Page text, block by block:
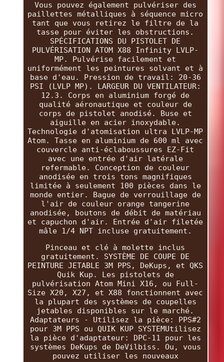
Vous pouvez également pulvériser des
paillettes métalliques à séquence micro
tant que vous retirez le filtre de la
tasse pour éviter les obstructions.
SPÉCIFICATIONS DU PISTOLET DE
PULVÉRISATION ATOM X88 Infinity LVLP-
MP. Pulvérise facilement et
uniformément les peintures solvant et à
base d'eau. Pression de travail: 20-36
PSI (LVLP MP). LARGEUR DU VENTILATEUR:
12.3. Corps en aluminium forgé de
qualité aéronautique et couleur de
corps de pistolet anodisé. Buse et
aiguille en acier inoxydable.
Technologie d'atomisation ultra LVLP-MP
Atom. Tasse en aluminium de 600 ml avec
couvercle anti-éclaboussures EZ-Fit
avec une entrée d'air latérale
refermable. Conception de couleur
anodisée en trois tons magnifiques
limitée à seulement 100 pièces dans le
monde entier. Bague de verrouillage de
l'air de couleur orange tangerine
anodisée, boutons de débit de matériau
et capuchon d'air. Entrée d'air filetée
mâle 1/4 NPT incluse gratuitement.
Pinceau et clé à molette inclus
gratuitement. SYSTÈME DE COUPE DE
PEINTURE JETABLE 3M PPS, DeKups, et QKS
Quik Kup. Les pistolets de
pulvérisation Atom Mini X16, ou Full-
Size X20, X27, et X88 fonctionnent avec
la plupart des systèmes de coupelles
jetables disponibles sur le marché.
Adaptateurs - Utilisez la pièce: PPS#2
pour 3M PPS ou QUIK KUP SYSTEMUtilisez
la pièce d'adaptateur: DPC-11 pour les
systèmes DeKups de DeVilbiss. Ou, vous
pouvez utiliser les nouveaux